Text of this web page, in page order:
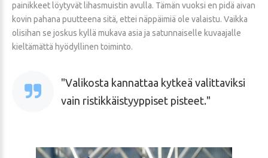
painikkeet löytyvät lihasmuistin avulla. Tämän vuoksi en pidä aivan
kovin pahana puutteena sitä, ettei näppäimiä ole valaistu. Vaikka
olisihan se joskus kyllä mukava asia ja satunnaiselle kuvaajalle
kieltämättä hyödyllinen toiminto.
Valikosta kannattaa kytkeä valittaviksi
vain ristikkäistyyppiset pisteet.